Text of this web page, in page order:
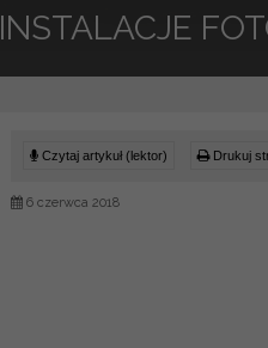
INSTALACJE
Czytaj artykuł (lektor) Drukuj
6 czerwca 2018